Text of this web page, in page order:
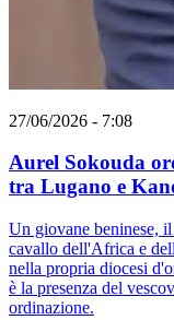
27/06/2026 - 7:08
Aurel Sokouda
tra Lugano e
Un giovane beninese,
cavallo dell'Africa e
nella propria diocesi
è la presenza del
ordinazione.